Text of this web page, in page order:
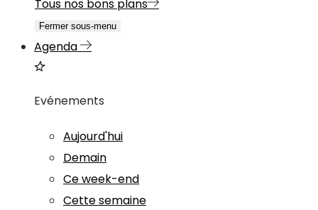
Tous nos bons plans
Fermer sous-menu
Agenda
Evénements
Aujourd'hui
Demain
Ce week-end
Cette semaine